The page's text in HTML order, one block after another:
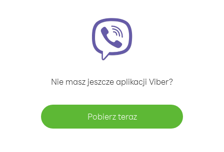
Nie masz jeszcze aplikacji Viber?
Pobierz teraz